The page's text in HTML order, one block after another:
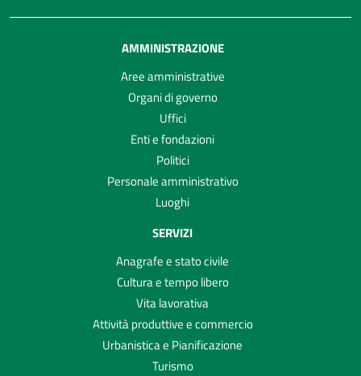
AMMINISTRAZIONE
Aree amministrative
Organi di governo
Uffici
Enti e fondazioni
Politici
Personale amministrativo
Luoghi
SERVIZI
Anagrafe e stato civile
Cultura e tempo libero
Vita lavorativa
Attività produttive e commercio
Urbanistica e Pianificazione
Turismo